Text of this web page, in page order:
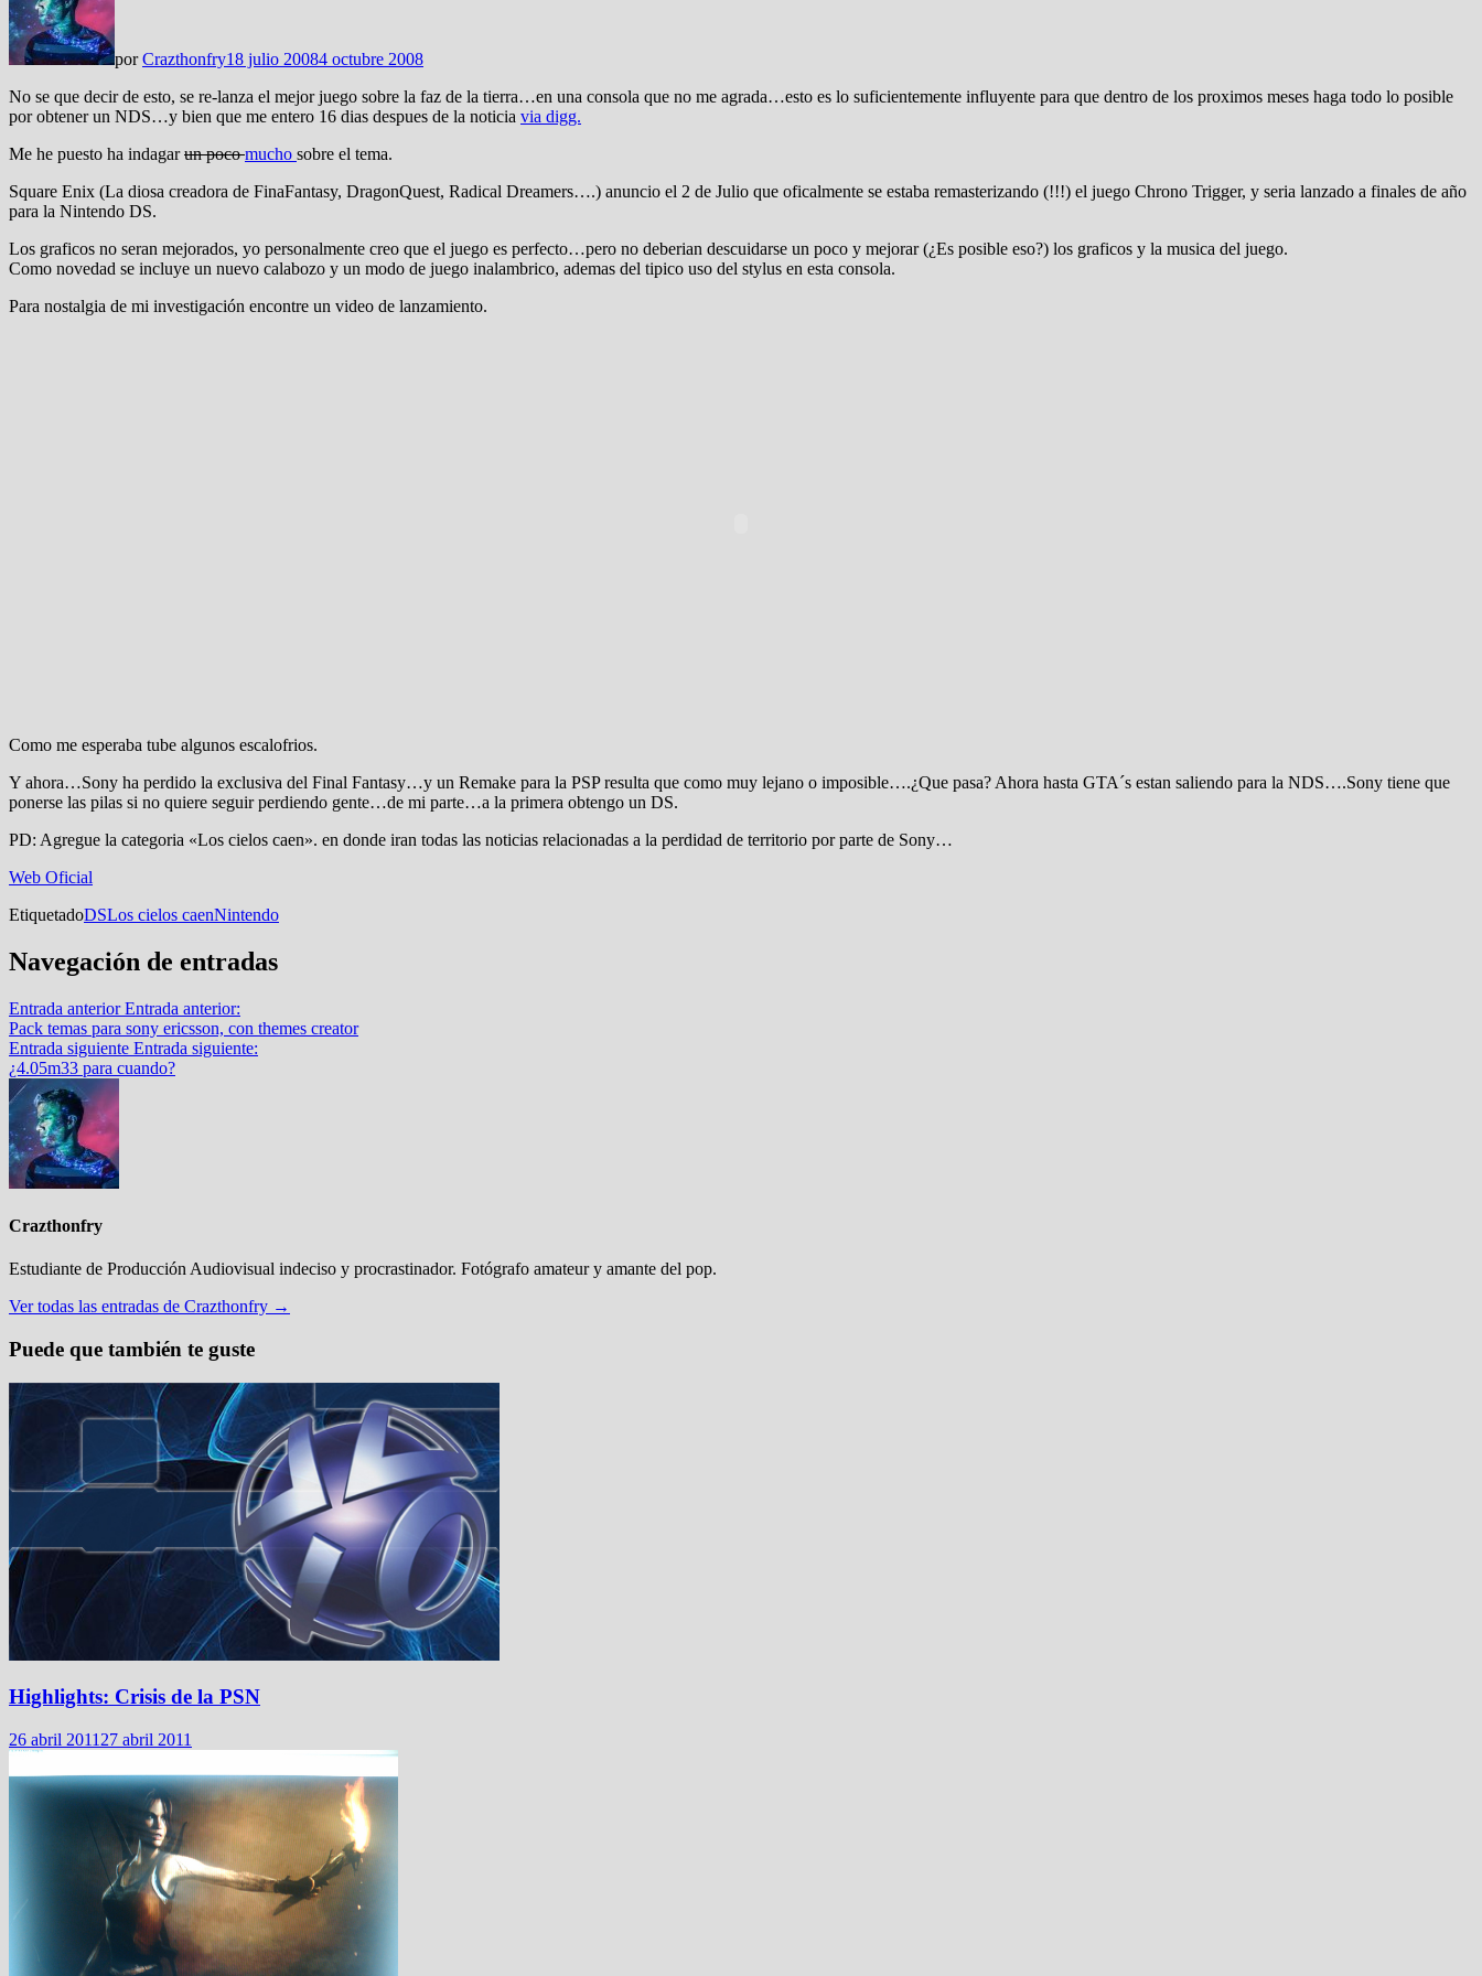
porCrazthonfry18 julio 20084 octubre 2008
No se que decir de esto, se re-lanza el mejor juego sobre la faz de la tierra…en una consola que no me agrada…esto es lo suficientemente influyente para que dentro de los proximos meses haga todo lo posible
por obtener un NDS…y bien que me entero 16 dias despues de la noticia via digg.
Me he puesto ha indagarun pocomucho sobre el tema.
Square Enix (La diosa creadora de FinaFantasy, DragonQuest, Radical Dreamers….) anuncio el 2 de Julio que oficalmente se estaba remasterizando (!!!) el juego Chrono Trigger, y seria lanzado a finales de año
para la Nintendo DS.
Los graficos no seran mejorados, yo personalmente creo que el juego es perfecto…pero no deberian descuidarse un poco y mejorar (¿Es posible eso?) los graficos y la musica del juego.
Como novedad se incluye un nuevo calabozo y un modo de juego inalambrico, ademas del tipico uso del stylus en esta consola.
Para nostalgia de mi investigación encontre un video de lanzamiento.
Como me esperaba tube algunos escalofrios.
Y ahora…Sony ha perdido la exclusiva del Final Fantasy…y un Remake para la PSP resulta que como muy lejano o imposible….¿Que pasa? Ahora hasta GTA´s estan saliendo para la NDS….Sony tiene que
ponerse las pilas si no quiere seguir perdiendo gente…de mi parte…a la primera obtengo un DS.
PD: Agregue la categoria «Los cielos caen». en donde iran todas las noticias relacionadas a la perdidad de territorio por parte de Sony…
Web Oficial
EtiquetadoDSLos cielos caenNintendo
Navegación de entradas
Entrada anterior Entrada anterior:
Pack temas para sony ericsson, con themes creator
Entrada siguiente Entrada siguiente:
¿4.05m33 para cuando?
Crazthonfry
Estudiante de Producción Audiovisual indeciso y procrastinador. Fotógrafo amateur y amante del pop.
Ver todas las entradas de Crazthonfry →
Puede que también te guste
Highlights: Crisis de la PSN
26 abril 2011 27 abril 2011